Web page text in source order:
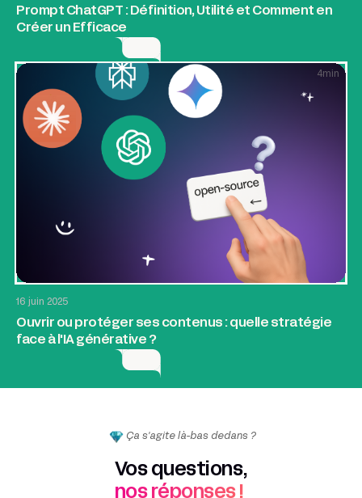
Prompt ChatGPT : Définition, Utilité et Comment en
Créer un Efficace
16 juin 2025
Ouvrir ou protéger ses contenus : quelle stratégie
face à l'IA générative ?
4 min
Ça s'agite là-bas dedans ?
Vos questions,
nos réponses !